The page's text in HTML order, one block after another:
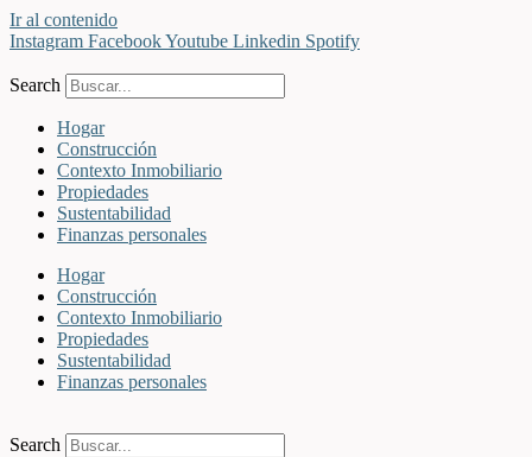
Ir al contenido
Instagram FacebookYoutube Linkedin Spotify
Search
Hogar
Construcción
Contexto Inmobiliario
Propiedades
Sustentabilidad
Finanzas personales
Hogar
Construcción
Contexto Inmobiliario
Propiedades
Sustentabilidad
Finanzas personales
Search